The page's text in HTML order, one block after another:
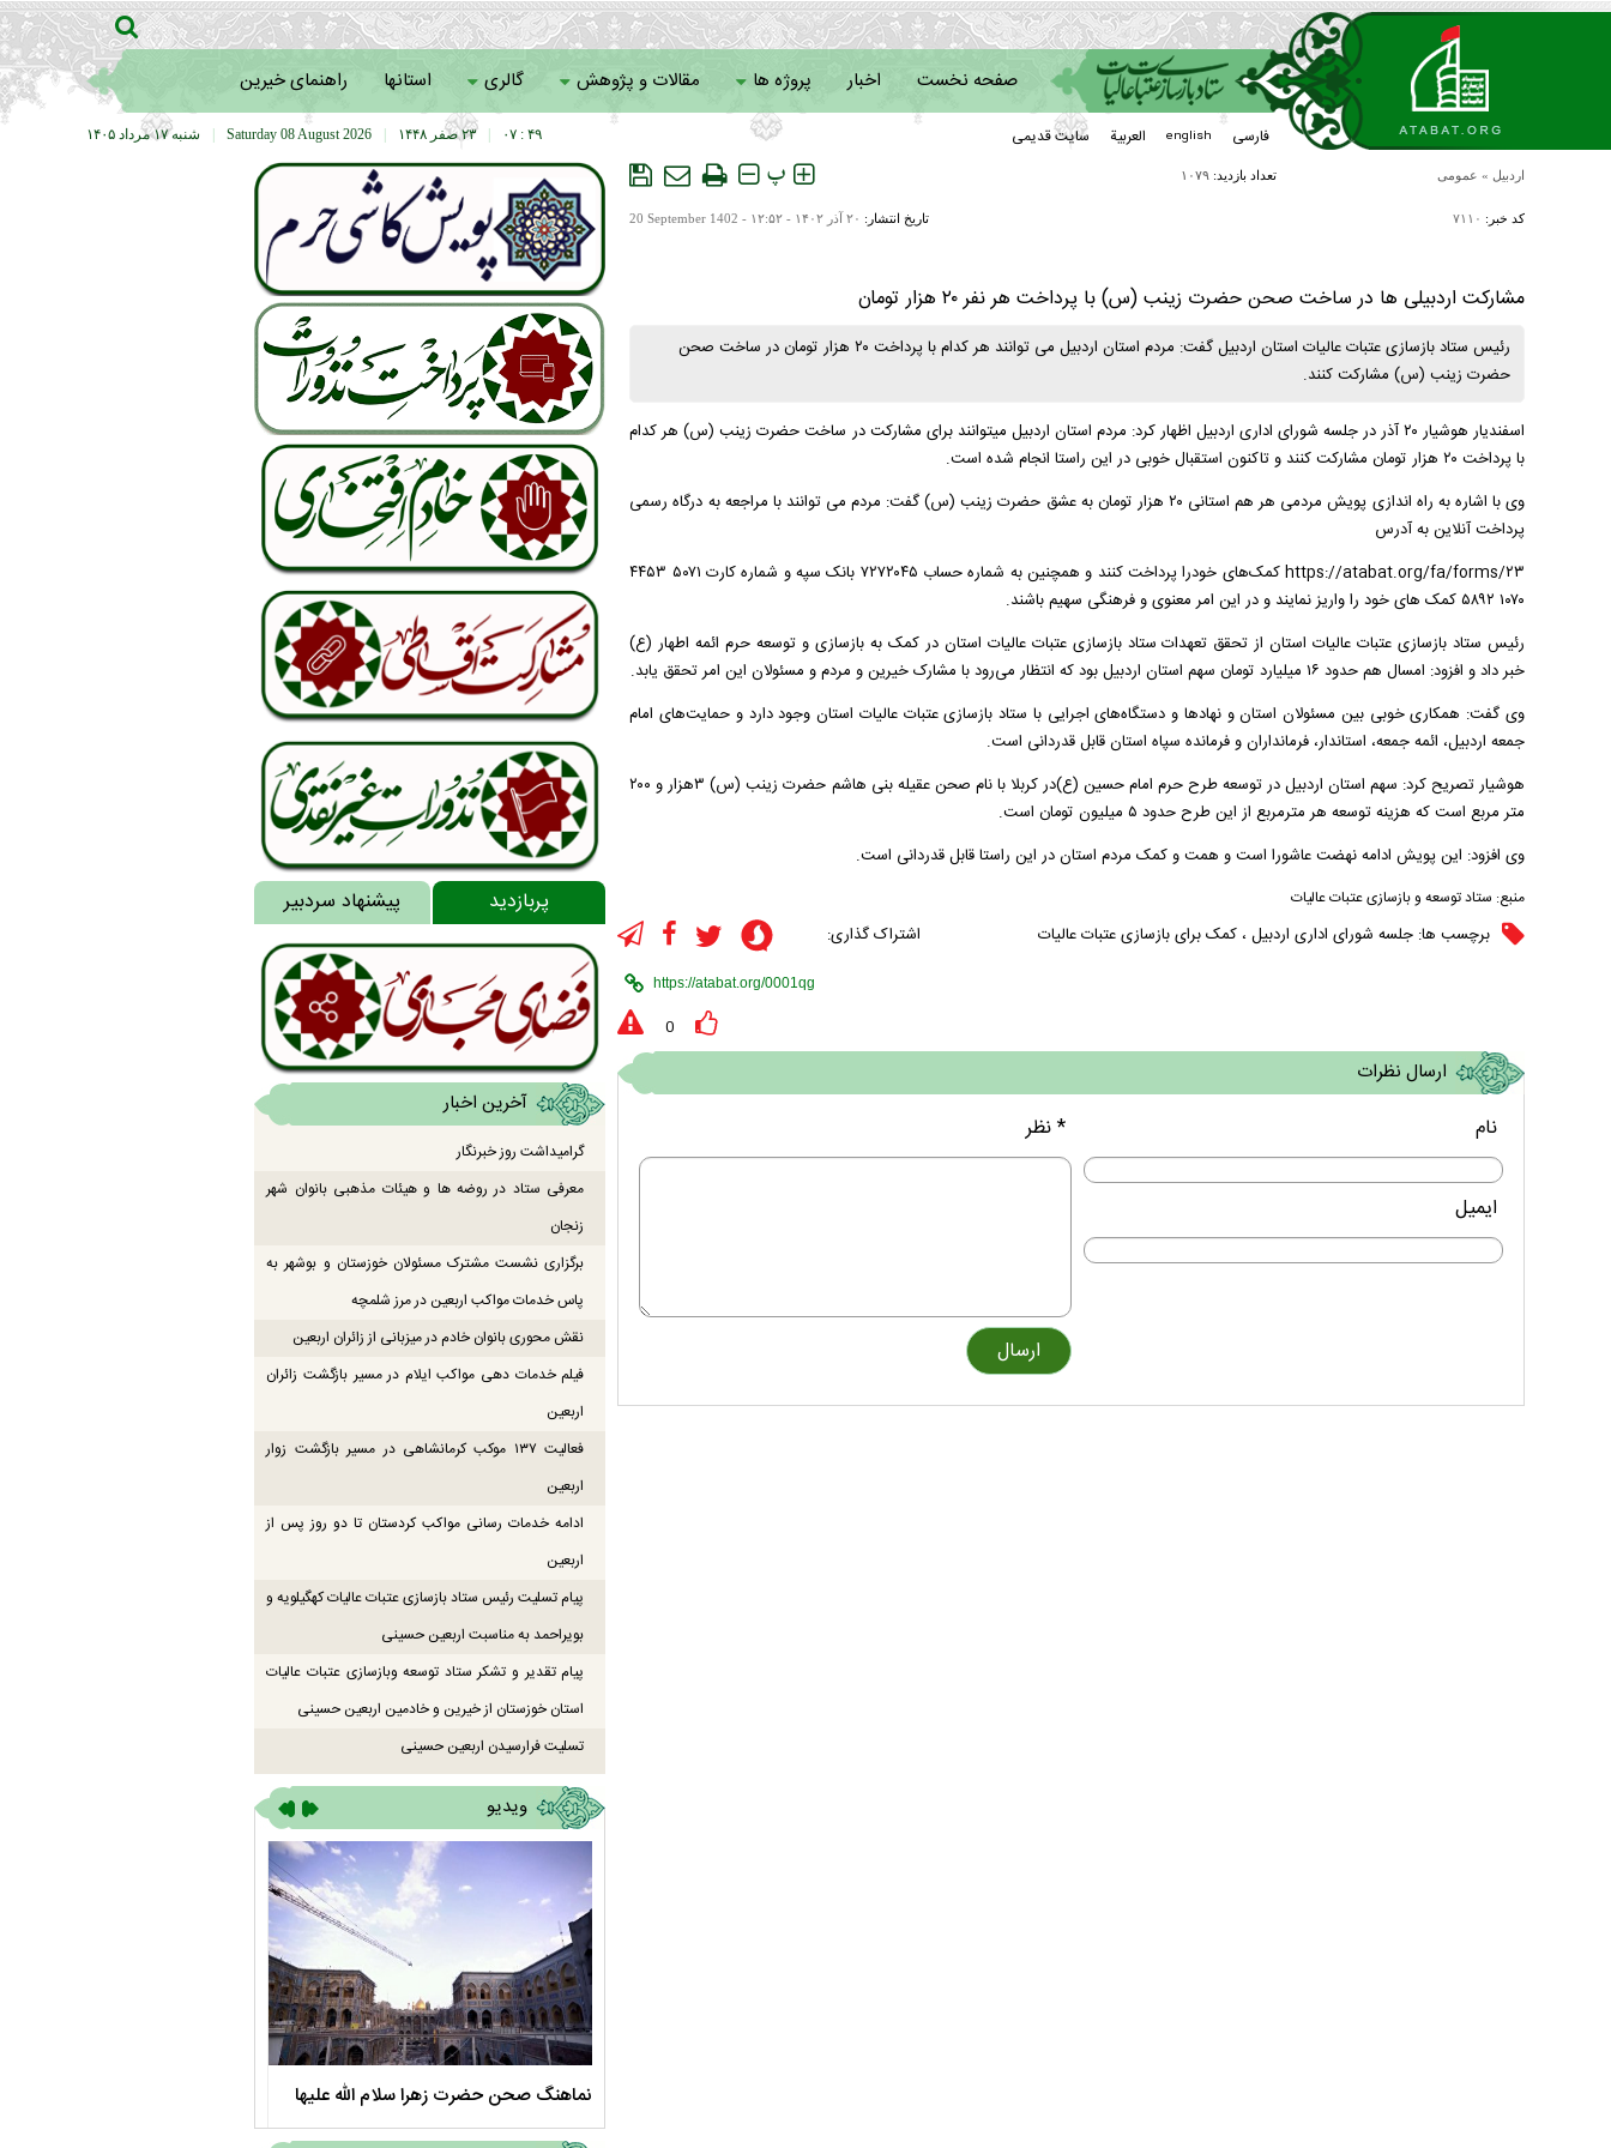
صفحه نخست اخبار پروژه ها مقالات و پژوهش گالری استانها راهنمای خیرین
سامانه خادمان فارسی english العربیة سایت قدیمی شنبه ۱۷ مرداد ۱۴۰۵ Saturday 08 August 2026 ۲۳ صفر ۱۴۴۸ ۴۹ : ۰۷
اردبیل » عمومی تعداد بازدید: ۱۰۷۹ پ
کد خبر: ۷۱۱۰ تاریخ انتشار: ۲۰ آذر ۱۴۰۲ - ۱۲:۵۲ - 20 September 1402
مشارکت اردبیلی ها در ساخت صحن حضرت زینب (س) با پرداخت هر نفر ۲۰ هزار تومان
رئیس ستاد بازسازی عتبات عالیات استان اردبیل گفت: مردم استان اردبیل می توانند هر کدام با پرداخت ۲۰ هزار تومان در ساخت صحن
حضرت زینب (س) مشارکت کنند.
اسفندیار هوشیار ۲۰ آذر در جلسه شورای اداری اردبیل اظهار کرد: مردم استان اردبیل میتوانند برای مشارکت در ساخت حضرت زینب (س) هر کدام
با پرداخت ۲۰ هزار تومان مشارکت کنند و تاکنون استقبال خوبی در این راستا انجام شده است.
وی با اشاره به راه اندازی پویش مردمی هر هم استانی ۲۰ هزار تومان به عشق حضرت زینب (س) گفت: مردم می توانند با مراجعه به درگاه رسمی
پرداخت آنلاین به آدرس
https://atabat.org/fa/forms/۲۳ کمک‌های خودرا پرداخت کنند و همچنین به شماره حساب ۷۲۷۲۰۴۵ بانک سپه و شماره کارت ۵۰۷۱ ۴۴۵۳
۱۰۷۰ ۵۸۹۲ کمک های خود را واریز نمایند و در این امر معنوی و فرهنگی سهیم باشند.
رئیس ستاد بازسازی عتبات عالیات استان از تحقق تعهدات ستاد بازسازی عتبات عالیات استان در کمک به بازسازی و توسعه حرم ائمه اطهار (ع)
خبر داد و افزود: امسال هم حدود ۱۶ میلیارد تومان سهم استان اردبیل بود که انتظار می‌رود با مشارک خیرین و مردم و مسئولان این امر تحقق یابد.
وی گفت: همکاری خوبی بین مسئولان استان و نهادها و دستگاه‌های اجرایی با ستاد بازسازی عتبات عالیات استان وجود دارد و حمایت‌های امام
جمعه اردبیل، ائمه جمعه، استاندار، فرمانداران و فرمانده سپاه استان قابل قدردانی است.
هوشیار تصریح کرد: سهم استان اردبیل در توسعه طرح حرم امام حسین (ع)در کربلا با نام صحن عقیله بنی هاشم حضرت زینب (س) ۳هزار و ۲۰۰
متر مربع است که هزینه توسعه هر مترمربع از این طرح حدود ۵ میلیون تومان است.
وی افزود: این پویش ادامه نهضت عاشورا است و همت و کمک مردم استان در این راستا قابل قدردانی است.
منبع: ستاد توسعه و بازسازی عتبات عالیات
برچسب ها: جلسه شورای اداری اردبیل ، کمک برای بازسازی عتبات عالیات اشتراک گذاری:
0
ارسال نظرات
نام
ایمیل
* نظر
پربازدید پیشنهاد سردبیر
آخرین اخبار
گرامیداشت روز خبرنگار
معرفی ستاد در روضه ها و هیئات مذهبی بانوان شهر
زنجان
برگزاری نشست مشترک مسئولان خوزستان و بوشهر به
پاس خدمات مواکب اربعین در مرز شلمچه
نقش محوری بانوان خادم در میزبانی از زائران اربعین
فیلم خدمات دهی مواکب ایلام در مسیر بازگشت زائران
اربعین
فعالیت ۱۳۷ موکب کرمانشاهی در مسیر بازگشت زوار
اربعین
ادامه خدمات رسانی مواکب کردستان تا دو روز پس از
اربعین
پیام تسلیت رئیس ستاد بازسازی عتبات عالیات کهگیلویه و
بویراحمد به مناسبت اربعین حسینی
پیام تقدیر و تشکر ستاد توسعه وبازسازی عتبات عالیات
استان خوزستان از خیرین و خادمین اربعین حسینی
تسلیت فرارسیدن اربعین حسینی
ویدیو
نماهنگ صحن حضرت زهرا سلام الله علیها